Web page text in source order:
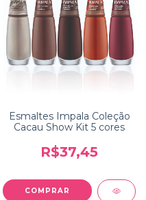
Esmaltes Impala Coleção
Cacau Show Kit 5 cores
R$37,45